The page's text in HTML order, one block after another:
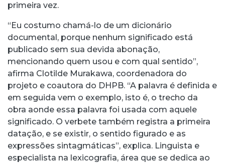
primeira vez.
“Eu costumo chamá-lo de um dicionário
documental, porque nenhum significado está
publicado sem sua devida abonação,
mencionando quem usou e com qual sentido”,
afirma Clotilde Murakawa, coordenadora do
projeto e coautora do DHPB. “A palavra é definida e
em seguida vem o exemplo, isto é, o trecho da
obra aonde essa palavra foi usada com aquele
significado. O verbete também registra a primeira
datação, e se existir, o sentido figurado e as
expressões sintagmáticas”, explica. Linguista e
especialista na lexicografia, área que se dedica ao